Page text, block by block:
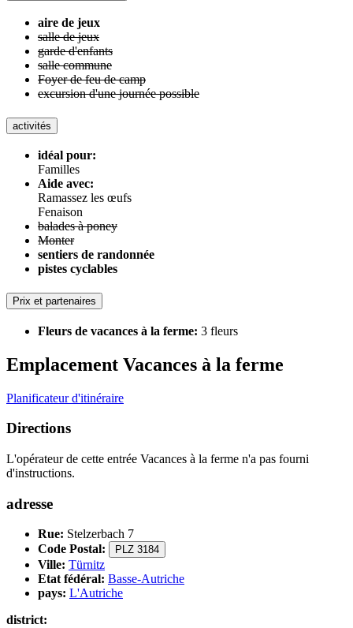
aire de jeux
salle de jeux
garde d'enfants
salle commune
Foyer de feu de camp
excursion d'une journée possible
activités
idéal pour:
Familles
Aide avec:
Ramassez les œufs
Fenaison
balades à poney
Monter
sentiers de randonnée
pistes cyclables
Prix ​​et partenaires
Fleurs de vacances à la ferme: 3 fleurs
Emplacement Vacances à la ferme
Planificateur d'itinéraire
Directions
L'opérateur de cette entrée Vacances à la ferme n'a pas fourni
d'instructions.
adresse
Rue: Stelzerbach 7
Code Postal:
PLZ 3184
Ville: Türnitz
Etat fédéral: Basse-Autriche
pays: L'Autriche
district: